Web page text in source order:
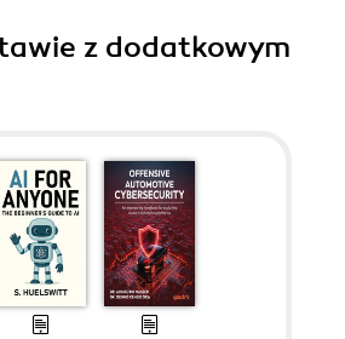
z dodatkowym